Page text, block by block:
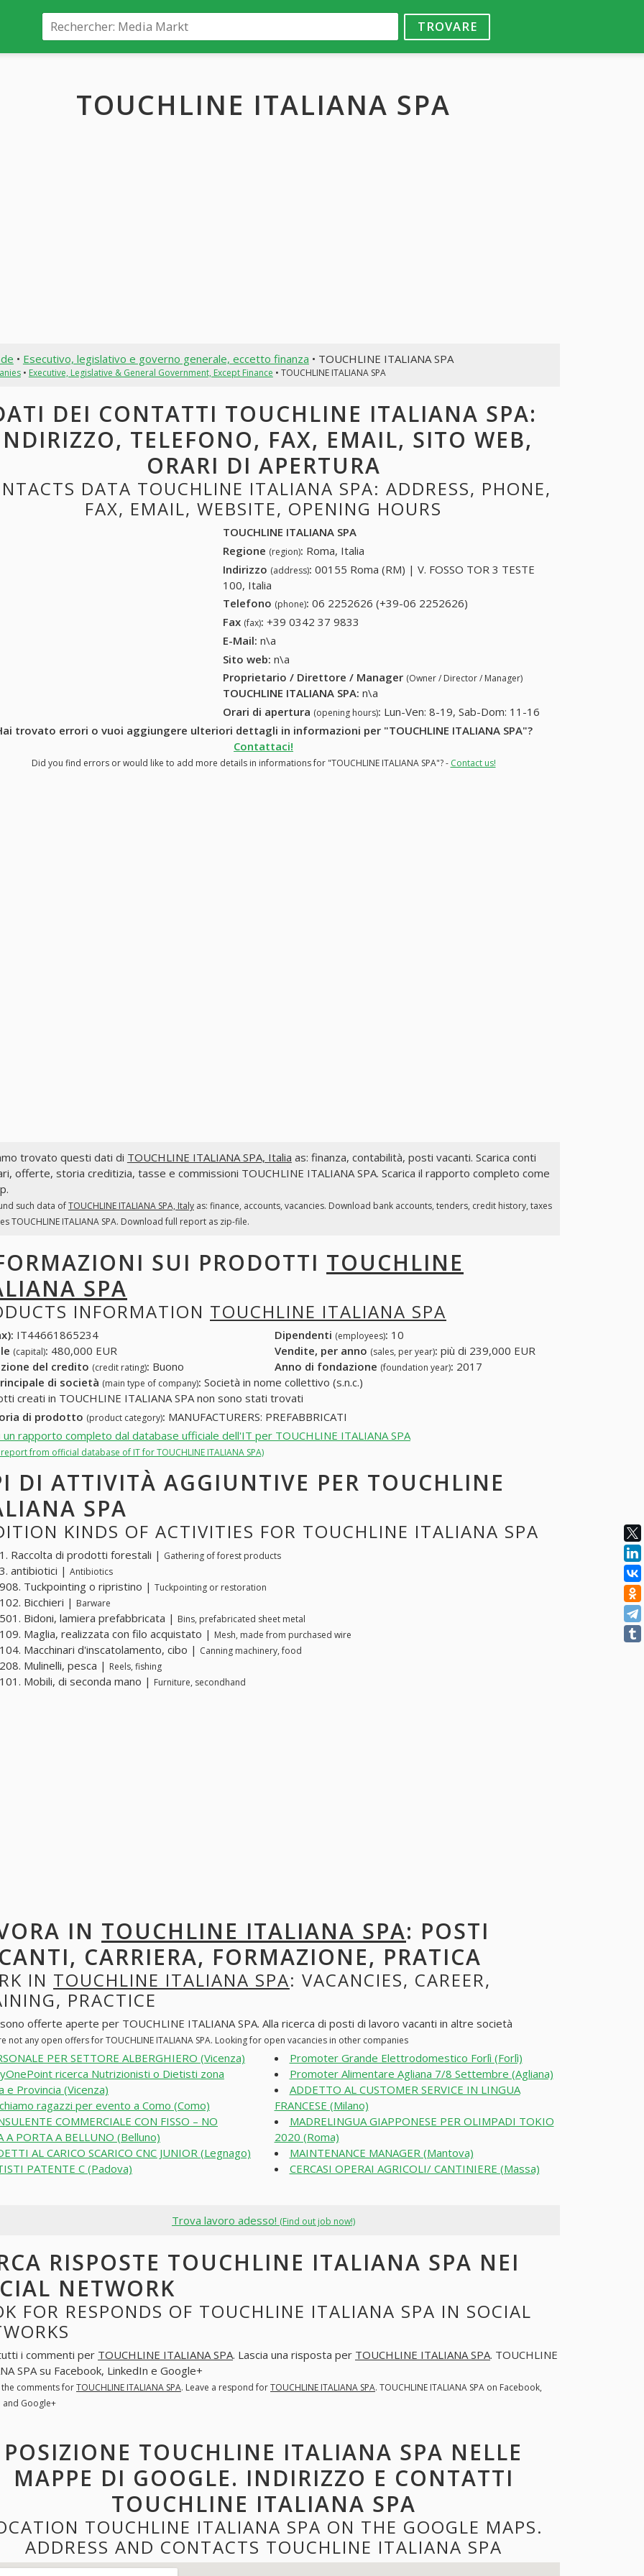
TROVARE
TOUCHLINE ITALIANA SPA
• Esecutivo, legislativo e governo generale, eccetto finanza • TOUCHLINE ITALIANA SPA
• Executive, Legislative & General Government, Except Finance • TOUCHLINE ITALIANA SPA
DEI CONTATTI TOUCHLINE ITALIANA SPA:
TELEFONO, FAX, EMAIL, SITO WEB,
ORARI DI APERTURA
DATA TOUCHLINE ITALIANA SPA: ADDRESS, PHONE,
FAX, EMAIL, WEBSITE, OPENING HOURS
TOUCHLINE ITALIANA SPA
Regione (region): Roma, Italia
Indirizzo (address): 00155 Roma (RM) | V. FOSSO TOR 3 TESTE
100, Italia
Telefono (phone): 06 2252626 (+39-06 2252626)
Fax (fax): +39 0342 37 9833
E-Mail: n\a
Sito web: n\a
Proprietario / Direttore / Manager (Owner / Director / Manager)
TOUCHLINE ITALIANA SPA: n\a
Orari di apertura (opening hours): Lun-Ven: 8-19, Sab-Dom: 11-16
trovato errori o vuoi aggiungere ulteriori dettagli in informazioni per "TOUCHLINE ITALIANA SPA"?
Contattaci!
Did you find errors or would like to add more details in informations for "TOUCHLINE ITALIANA SPA"? - Contact us!
trovato questi dati di TOUCHLINE ITALIANA SPA, Italia as: finanza, contabilità, posti vacanti. Scarica conti
offerte, storia creditizia, tasse e commissioni TOUCHLINE ITALIANA SPA. Scarica il rapporto completo come
such data ofTOUCHLINE ITALIANA SPA, Italyas: finance, accounts, vacancies. Download bank accounts, tenders, credit history, taxes
TOUCHLINE ITALIANA SPA. Download full report as zip-file.
SUI PRODOTTI TOUCHLINE
SPA
INFORMATION TOUCHLINE ITALIANA SPA
IT44661865234 Dipendenti (employees): 10
(capital): 480,000 EUR Vendite, per anno (sales, per year): più di 239,000 EUR
del credito (credit rating): Buono Anno di fondazione (foundation year): 2017
di società (main type of company): Società in nome collettivo (s.n.c.)
creati in TOUCHLINE ITALIANA SPA non sono stati trovati
di prodotto (product category): MANUFACTURERS: PREFABBRICATI
rapporto completo dal database ufficiale dell'IT per TOUCHLINE ITALIANA SPA
from official database of IT for TOUCHLINE ITALIANA SPA)
DI ATTIVITÀ AGGIUNTIVE PER TOUCHLINE
SPA
KINDS OF ACTIVITIES FOR TOUCHLINE ITALIANA SPA
Raccolta di prodotti forestali | Gathering of forest products
antibiotici | Antibiotics
Tuckpointing o ripristino | Tuckpointing or restoration
Bicchieri | Barware
Bidoni, lamiera prefabbricata | Bins, prefabricated sheet metal
Maglia, realizzata con filo acquistato | Mesh, made from purchased wire
Macchinari d'inscatolamento, cibo | Canning machinery, food
Mulinelli, pesca | Reels, fishing
Mobili, di seconda mano | Furniture, secondhand
IN TOUCHLINE ITALIANA SPA: POSTI
CARRIERA, FORMAZIONE, PRATICA
IN TOUCHLINE ITALIANA SPA: VACANCIES, CAREER,
PRACTICE
offerte aperte per TOUCHLINE ITALIANA SPA. Alla ricerca di posti di lavoro vacanti in altre società
not any open offers for TOUCHLINE ITALIANA SPA. Looking for open vacancies in other companies
PER SETTORE ALBERGHIERO (Vicenza)
ricerca Nutrizionisti o Dietisti zona
e Provincia (Vicenza)
ragazzi per evento a Como (Como)
COMMERCIALE CON FISSO – NO
A PORTA A BELLUNO (Belluno)
AL CARICO SCARICO CNC JUNIOR (Legnago)
PATENTE C (Padova)
Promoter Grande Elettrodomestico Forlì (Forlì)
Promoter Alimentare Agliana 7/8 Settembre (Agliana)
ADDETTO AL CUSTOMER SERVICE IN LINGUA
FRANCESE (Milano)
MADRELINGUA GIAPPONESE PER OLIMPADI TOKIO
2020 (Roma)
MAINTENANCE MANAGER (Mantova)
CERCASI OPERAI AGRICOLI/ CANTINIERE (Massa)
Trova lavoro adesso! (Find out job now!)
RISPOSTE TOUCHLINE ITALIANA SPA NEI
NETWORK
FOR RESPONDS OF TOUCHLINE ITALIANA SPA IN SOCIAL
i commenti per TOUCHLINE ITALIANA SPA. Lascia una risposta per TOUCHLINE ITALIANA SPA. TOUCHLINE
SPA su Facebook, LinkedIn e Google+
the comments forTOUCHLINE ITALIANA SPA. Leave a respond forTOUCHLINE ITALIANA SPA. TOUCHLINE ITALIANA SPA on Facebook,
and Google+
POSIZIONE TOUCHLINE ITALIANA SPA NELLE
MAPPE DI GOOGLE. INDIRIZZO E CONTATTI
TOUCHLINE ITALIANA SPA
TOUCHLINE ITALIANA SPA ON THE GOOGLE MAPS.
ADDRESS AND CONTACTS TOUCHLINE ITALIANA SPA